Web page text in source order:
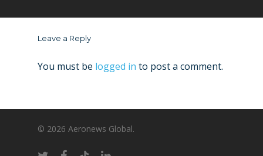
Leave a Reply
You must be logged in to post a comment.
© 2026 Aeronews Global.